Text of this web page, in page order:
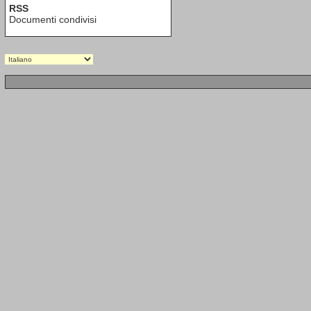
RSS
Documenti condivisi